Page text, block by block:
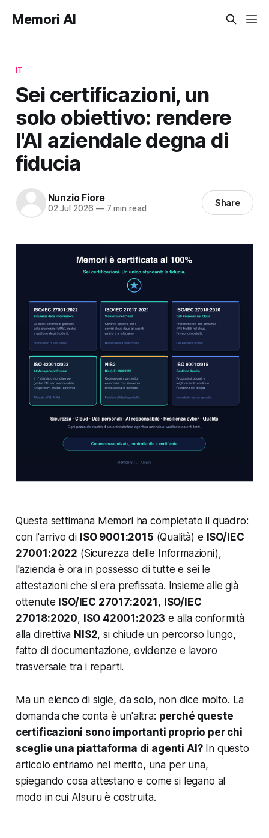
Memori AI
IT
Sei certificazioni, un
solo obiettivo: rendere
l'AI aziendale degna di
fiducia
Nunzio Fiore
02 Jul 2026 —7 min read Share
Questa settimana Memori ha completato il quadro:
con l'arrivo di ISO 9001:2015 (Qualità) e ISO/IEC
27001:2022 (Sicurezza delle Informazioni),
l'azienda è ora in possesso di tutte e sei le
attestazioni che si era prefissata. Insieme alle già
ottenute ISO/IEC 27017:2021 , ISO/IEC
27018:2020, ISO 42001:2023 e alla conformità
alla direttiva NIS2, si chiude un percorso lungo,
fatto di documentazione, evidenze e lavoro
trasversale tra i reparti.
Ma un elenco di sigle, da solo, non dice molto. La
domanda che conta è un'altra: perché queste
certificazioni sono importanti proprio per chi
sceglie una piattaforma di agenti AI?In questo
articolo entriamo nel merito, una per una,
spiegando cosa attestano e come si legano al
modo in cui AIsuru è costruita.